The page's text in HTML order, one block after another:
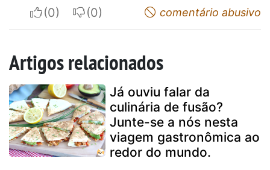
I apreciateI do not appreciatecomentário abusivo
Artigos relacionados
Já ouviu falar da
culinária de fusão?
Junte-se a nós nesta
viagem gastronômica ao
redor do mundo.